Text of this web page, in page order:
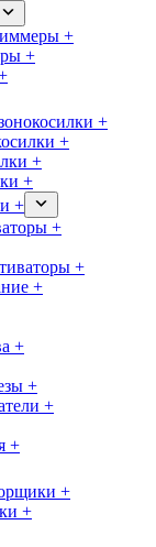
+
+
+
+
+
+
+
+
+
+
+
+
+
+
+
+